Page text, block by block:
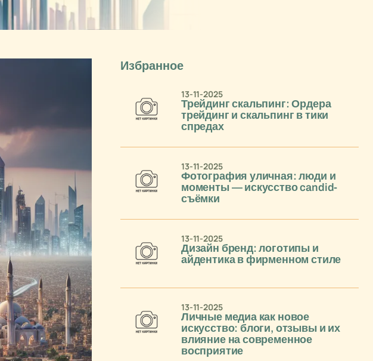
Избранное
Трейдинг скальпинг: Ордера
трейдинг и скальпинг в тики
спредах
13-11-2025
Фотография уличная: люди и
моменты — искусство candid-
съёмки
13-11-2025
Дизайн бренд: логотипы и
айдентика в фирменном стиле
13-11-2025
Личные медиа как новое
искусство: блоги, отзывы и их
влияние на современное
восприятие
13-11-2025